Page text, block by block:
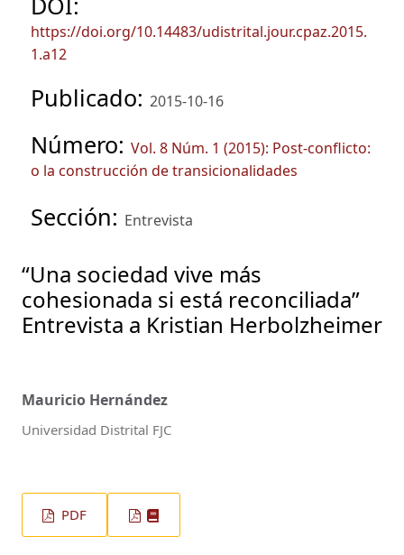
https://doi.org/10.14483/udistrital.jour.cpaz.2015.
1.a12
Publicado: 2015-10-16
Número: Vol. 8 Núm. 1 (2015): Post-conflicto:
o la construcción de transicionalidades
Sección: Entrevista
“Una sociedad vive más
cohesionada si está reconciliada”
Entrevista a Kristian Herbolzheimer
Mauricio Hernández
Universidad Distrital FJC
PDF